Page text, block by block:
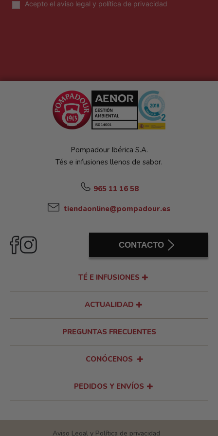
Acepto el aviso legal y política de privacidad
Pompadour Ibérica S.A.
Tés e infusiones llenos de sabor.
965 11 16 58
tiendaonline@pompadour.es
CONTACTO
TÉ E INFUSIONES
ACTUALIDAD
PREGUNTAS FRECUENTES
CONÓCENOS
PEDIDOS Y ENVÍOS
Aviso Legal y Política de privacidad